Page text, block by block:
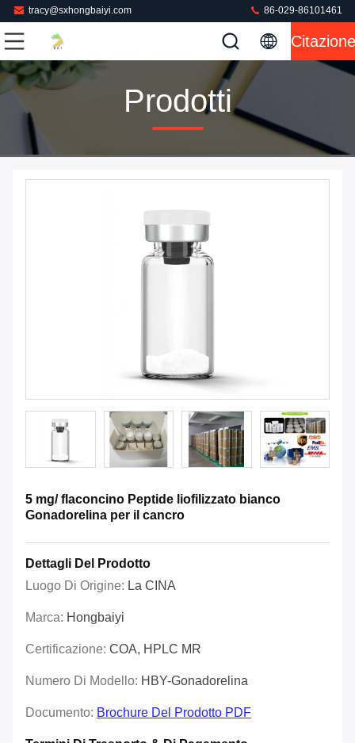
tracy@sxhongbaiyi.com 86-029-86101461
Citazione
Prodotti
5 mg/ flaconcino Peptide liofilizzato bianco
Gonadorelina per il cancro
Dettagli Del Prodotto
Luogo Di Origine: La CINA
Marca: Hongbaiyi
Certificazione: COA, HPLC MR
Numero Di Modello: HBY-Gonadorelina
Documento: Brochure Del Prodotto PDF